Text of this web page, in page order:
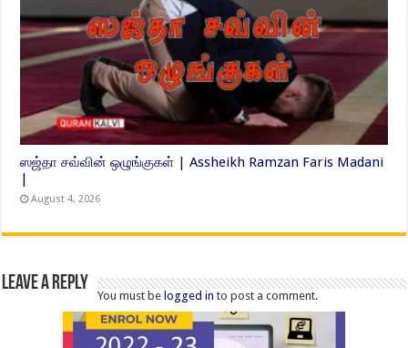
ஸஜ்தா சவ்வின் ஒழுங்குகள் | Assheikh Ramzan Faris Madani
|
August 4, 2026
Leave a Reply
You must belogged in to post a comment.